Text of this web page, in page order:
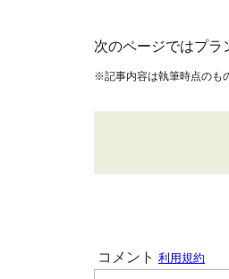
次のページではプラ
※記事内容は執筆時点のも